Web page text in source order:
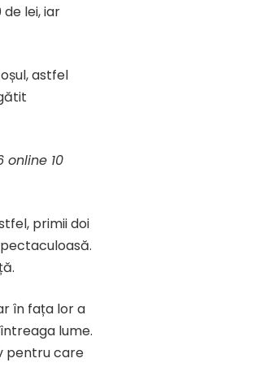
lei, iar
astfel
online 10
primii doi
în fața lor a
lume.
pentru care